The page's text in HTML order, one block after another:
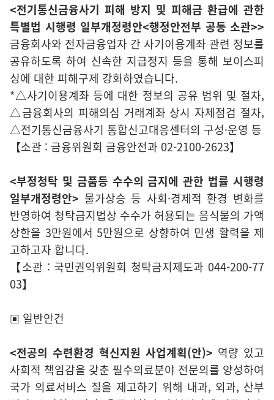
<전기통신금융사기 피해 방지 및 피해금 환급에 관한
특별법 시행령 일부개정령안<행정안전부 공동 소관>>
금융회사와 전자금융업자 간 사기이용계좌 관련 정보를
공유하도록 하여 신속한 지급정지 등을 통해 보이스피
싱에 대한 피해구제 강화하였습니다.
*△사기이용계좌 등에 대한 정보의 공유 범위 및 절차,
△금융회사의 피해의심 거래계좌 상시 자체점검 절차,
△전기통신금융사기 통합신고대응센터의 구성·운영 등
【소관 : 금융위원회 금융안전과 02-2100-2623】
<부정청탁 및 금품등 수수의 금지에 관한 법률 시행령
일부개정령안> 물가상승 등 사회·경제적 환경 변화를
반영하여 청탁금지법상 수수가 허용되는 음식물의 가액
상한을 3만원에서 5만원으로 상향하여 민생 활력을 제
고하고자 합니다.
【소관 : 국민권익위원회 청탁금지제도과 044-200-77
03】
▣ 일반안건
<전공의 수련환경 혁신지원 사업계획(안)> 역량 있고
사회적 책임감을 갖춘 필수의료분야 전문의를 양성하여
국가 의료서비스 질을 제고하기 위해 내과, 외과, 산부